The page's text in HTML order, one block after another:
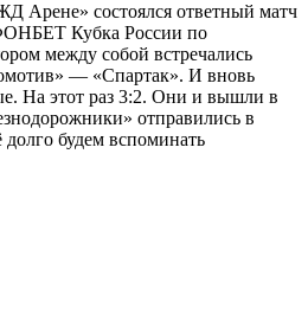
Арене» состоялся ответный матч
Кубка России по
между собой встречались
— «Спартак». И вновь
На этот раз 3:2. Они и вышли в
отправились в
будем вспоминать